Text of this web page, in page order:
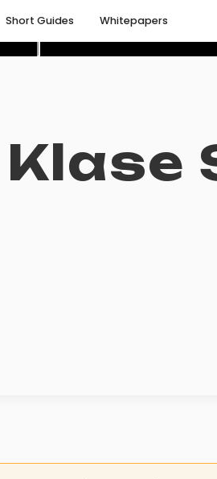
Short Guides Whitepapers